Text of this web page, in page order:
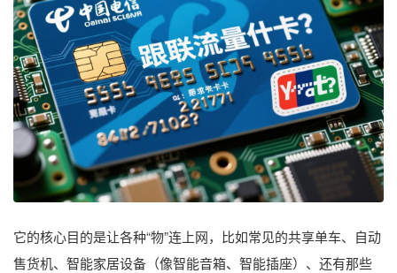
它的核心目的是让各种“物”连上网，比如常见的共享单车、自动
售货机、智能家居设备（像智能音箱、智能插座）、还有那些